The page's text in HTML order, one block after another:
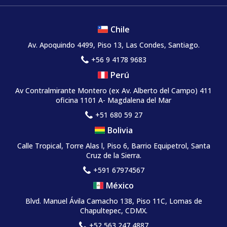
Chile
Av. Apoquindo 4499, Piso 13, Las Condes, Santiago.
+56 9 4178 9683
Perú
Av Contralmirante Montero (ex Av. Alberto del Campo) 411
oficina 1101 A- Magdalena del Mar
+51 680 59 27
Bolivia
Calle Tropical, Torre Alas l, Piso 6, Barrio Equipetrol, Santa
Cruz de la Sierra.
+591 67974567
México
Blvd. Manuel Ávila Camacho 138, Piso 11C, Lomas de
Chapultepec, CDMX.